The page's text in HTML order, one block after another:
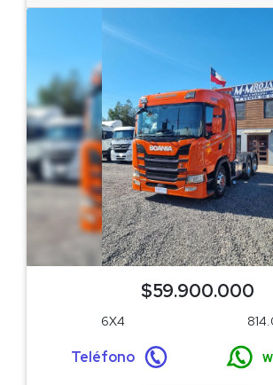
$59.900.000
6X4
Teléfono